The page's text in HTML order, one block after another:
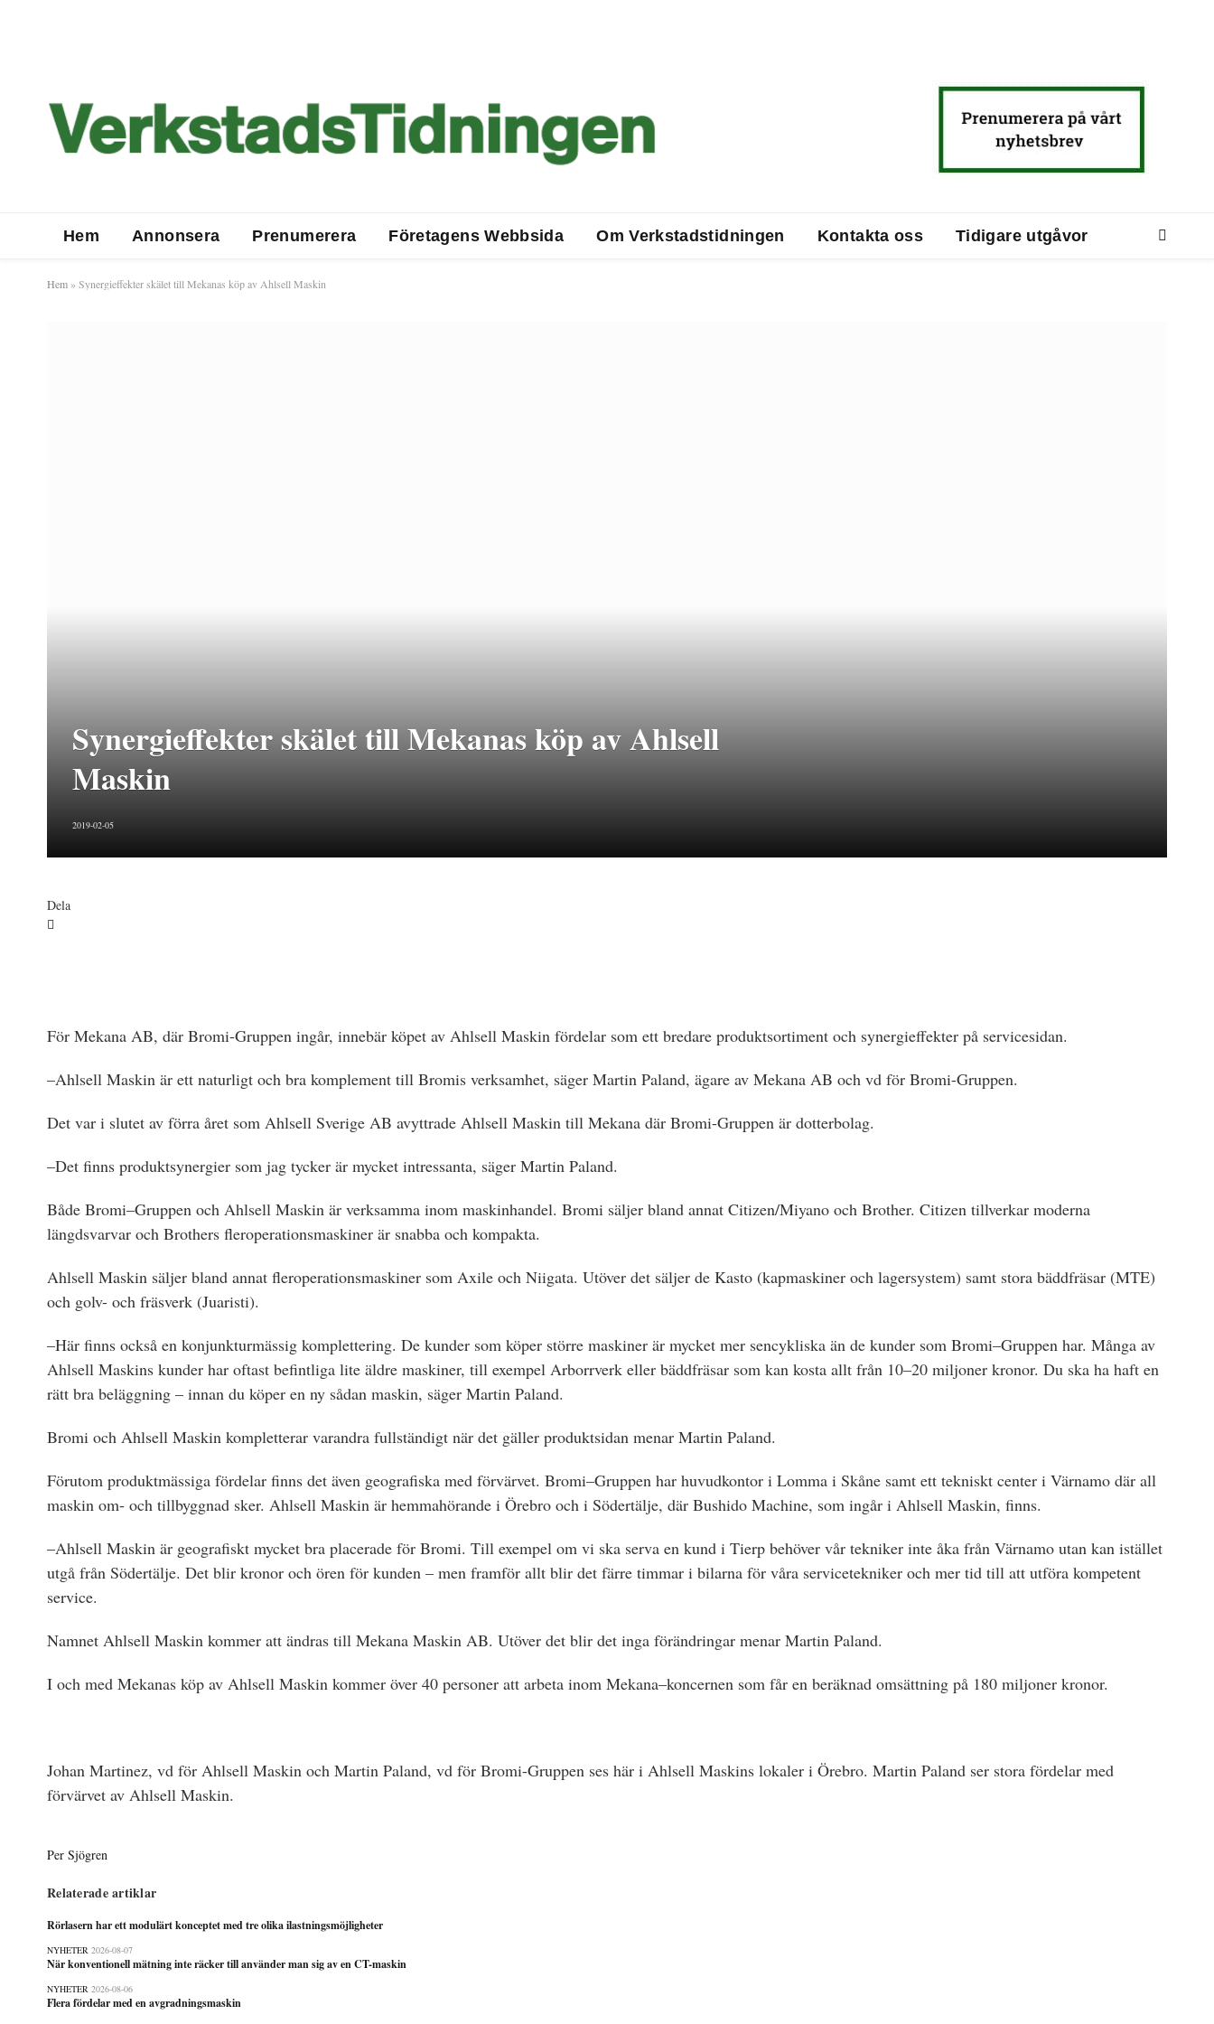
Hem Annonsera Prenumerera Företagens Webbsida Om Verkstadstidningen Kontakta oss Tidigare utgåvor
Hem » Synergieffekter skälet till Mekanas köp av Ahlsell Maskin
Synergieffekter skälet till Mekanas köp av Ahlsell
Maskin
2019-02-05
Dela
För Mekana AB, där Bromi-Gruppen ingår, innebär köpet av Ahlsell Maskin fördelar som ett bredare produktsortiment och synergieffekter på servicesidan.
–Ahlsell Maskin är ett naturligt och bra komplement till Bromis verksamhet, säger Martin Paland, ägare av Mekana AB och vd för Bromi-Gruppen.
Det var i slutet av förra året som Ahlsell Sverige AB avyttrade Ahlsell Maskin till Mekana där Bromi-Gruppen är dotterbolag.
–Det finns produktsynergier som jag tycker är mycket intressanta, säger Martin Paland.
Både Bromi–Gruppen och Ahlsell Maskin är verksamma inom maskinhandel. Bromi säljer bland annat Citizen/Miyano och Brother. Citizen tillverkar moderna
längdsvarvar och Brothers fleroperationsmaskiner är snabba och kompakta.
Ahlsell Maskin säljer bland annat fleroperationsmaskiner som Axile och Niigata. Utöver det säljer de Kasto (kapmaskiner och lagersystem) samt stora bäddfräsar (MTE)
och golv- och fräsverk (Juaristi).
–Här finns också en konjunkturmässig komplettering. De kunder som köper större maskiner är mycket mer sencykliska än de kunder som Bromi–Gruppen har. Många av
Ahlsell Maskins kunder har oftast befintliga lite äldre maskiner, till exempel Arborrverk eller bäddfräsar som kan kosta allt från 10–20 miljoner kronor. Du ska ha haft en
rätt bra beläggning – innan du köper en ny sådan maskin, säger Martin Paland.
Bromi och Ahlsell Maskin kompletterar varandra fullständigt när det gäller produktsidan menar Martin Paland.
Förutom produktmässiga fördelar finns det även geografiska med förvärvet. Bromi–Gruppen har huvudkontor i Lomma i Skåne samt ett tekniskt center i Värnamo där all
maskin om- och tillbyggnad sker. Ahlsell Maskin är hemmahörande i Örebro och i Södertälje, där Bushido Machine, som ingår i Ahlsell Maskin, finns.
–Ahlsell Maskin är geografiskt mycket bra placerade för Bromi. Till exempel om vi ska serva en kund i Tierp behöver vår tekniker inte åka från Värnamo utan kan istället
utgå från Södertälje. Det blir kronor och ören för kunden – men framför allt blir det färre timmar i bilarna för våra servicetekniker och mer tid till att utföra kompetent
service.
Namnet Ahlsell Maskin kommer att ändras till Mekana Maskin AB. Utöver det blir det inga förändringar menar Martin Paland.
I och med Mekanas köp av Ahlsell Maskin kommer över 40 personer att arbeta inom Mekana–koncernen som får en beräknad omsättning på 180 miljoner kronor.
Johan Martinez, vd för Ahlsell Maskin och Martin Paland, vd för Bromi-Gruppen ses här i Ahlsell Maskins lokaler i Örebro. Martin Paland ser stora fördelar med
förvärvet av Ahlsell Maskin.
Per Sjögren
Relaterade artiklar
Rörlasern har ett modulärt konceptet med tre olika ilastningsmöjligheter
NYHETER 2026-08-07
När konventionell mätning inte räcker till använder man sig av en CT-maskin
NYHETER 2026-08-06
Flera fördelar med en avgradningsmaskin